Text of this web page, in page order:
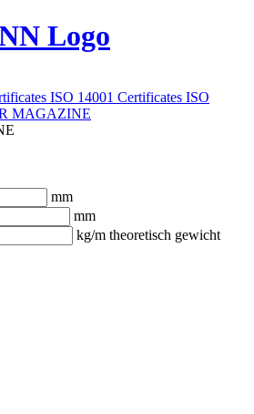
ISO 14001 Certificates ISO
MAGAZINE
mm
mm
kg/m theoretisch gewicht